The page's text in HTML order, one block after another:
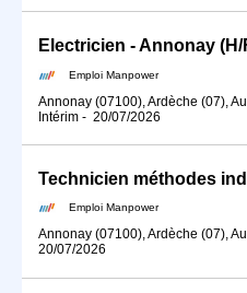
Electricien - Annonay (H/
Emploi Manpower
Annonay (07100), Ardèche (07),
Intérim - 20/07/2026
Emploi Manpower
Annonay (07100), Ardèche (07),
20/07/2026